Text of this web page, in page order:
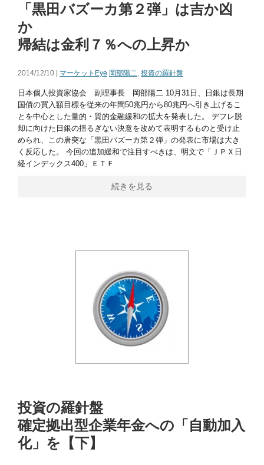
「黒田バズーカ第２弾」は吉か凶
か
帰結は金利７％への上昇か
2014/12/10 | マーケットEye 岡部陽二, 投資の羅針盤
日本個人投資家協会 副理事長 岡部陽二 10月31日、日銀は長期
国債の買入額目標を従来の年間50兆円から80兆円へ引き上げるこ
とを中心とした量的・質的金融緩和の拡大を発表した。 デフレ脱
却に向けた日銀の揺るぎない決意を改めて表明するものと受け止
められ、この唐突な「黒田バズーカ第２弾」の発表に市場は大き
く反応した。 今回の追加緩和で注目すべきは、明文で「ＪＰＸ日
経インデックス400」ＥＴＦ
続きを見る
投資の羅針盤
確定拠出型企業年金への「自動加入
化」を【下】